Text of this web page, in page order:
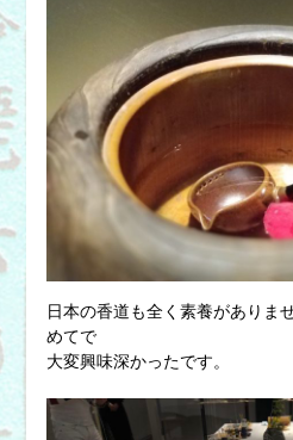
日本の香道も全く素養がありま
めてで
大変興味深かったです。